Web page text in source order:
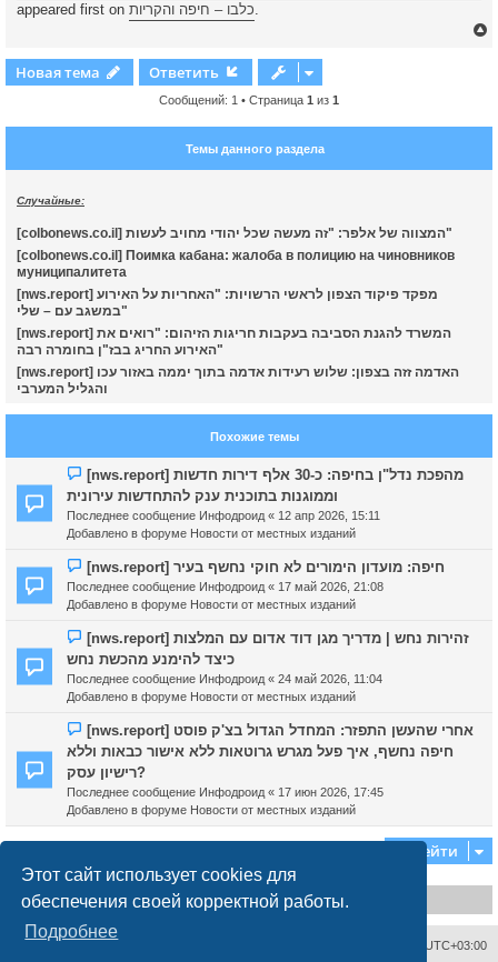
Этот сайт использует cookies для
обеспечения своей корректной работы.
Подробнее
appeared first on כלבו – חיפה והקריות.
т
с
Новая тема Ответить
Сообщений: 1 • Страница 1 из 1
Темы данного раздела
Случайные:
[colbonews.co.il] המצווה של אלפר: "זה מעשה שכל יהודי מחויב לעשות"
[colbonews.co.il] Поимка кабана: жалоба в полицию на чиновников
муниципалитета
[nws.report] מפקד פיקוד הצפון לראשי הרשויות: "האחריות על האירוע
במשגב עם – שלי"
[nws.report] המשרד להגנת הסביבה בעקבות חריגות הזיהום: "רואים את
האירוע החריג בבז"ן בחומרה רבה"
[nws.report] האדמה זזה בצפון: שלוש רעידות אדמה בתוך יממה באזור עכו
והגליל המערבי
Похожие темы
Н
о
с
о
щ
е
н
и
е
[nws.report] מהפכת נדל"ן בחיפה: כ-30 אלף דירות חדשות
וממוגנות בתוכנית ענק להתחדשות עירונית
Последнее сообщение Инфодроид « 12 апр 2026, 15:11
Добавлено в форуме Новости от местных изданий
Н
о
в
е
с
щ
е
н
и
е
[nws.report] חיפה: מועדון הימורים לא חוקי נחשף בעיר
Последнее сообщение Инфодроид « 17 май 2026, 21:08
Добавлено в форуме Новости от местных изданий
Н
о
с
о
о
б
щ
е
е
[nws.report] זהירות נחש | מדריך מגן דוד אדום עם המלצות
כיצד להימנע מהכשת נחש
Последнее сообщение Инфодроид « 24 май 2026, 11:04
Добавлено в форуме Новости от местных изданий
Н
о
о
е
с
б
е
н
и
[nws.report] אחרי שהעשן התפזר: המחדל הגדול בצ'ק פוסט
חיפה נחשף, איך פעל מגרש גרוטאות ללא אישור כבאות וללא
רישיון עסק?
Последнее сообщение Инфодроид « 17 июн 2026, 17:45
Добавлено в форуме Новости от местных изданий
Перейти
Disclaimer
UTC+03:00